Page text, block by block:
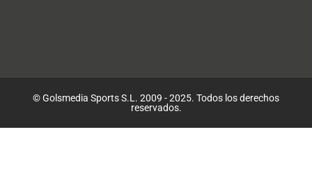
© Golsmedia Sports S.L. 2009 - 2025. Todos los derechos
reservados.